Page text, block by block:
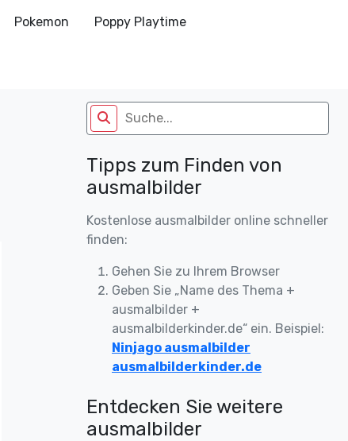
Pokemon Poppy Playtime
Tipps zum Finden von
ausmalbilder
Kostenlose ausmalbilder online schneller
finden:
Gehen Sie zu Ihrem Browser
Geben Sie „Name des Thema +
ausmalbilder +
ausmalbilderkinder.de“ ein. Beispiel:
Ninjago ausmalbilder
ausmalbilderkinder.de
Entdecken Sie weitere
ausmalbilder